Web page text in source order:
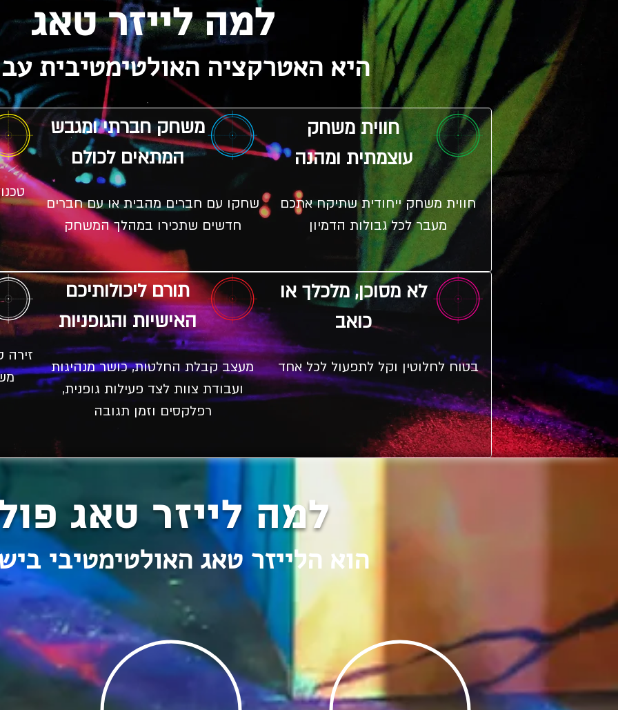
למה לייזר טאג
היא האטרקציה האולטימטיבית
משחק חברתי ומגבש
המתאים לכולם
שחקו עם חברים מהבית או עם חברים
חדשים שתכירו במהלך המשחק
חווית משחק
עוצמתית ומהנה
חווית משחק ייחודית שתיקח אתכם
מעבר לכל גבולות הדמיון
זירה
תורם ליכולותיכם
האישיות והגופניות
מעצב קבלת החלטות, כושר מנהיגות
ועבודת צוות לצד פעילות גופנית,
רפלקסים וזמן תגובה
לא מסוכן, מלכלך או
כואב
בטוח לחלוטין וקל לתפעול לכל אחד
למהלייזר טאג
הוא הלייזר טאג האולטימטיבי